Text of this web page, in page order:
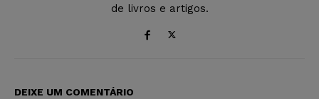
de livros e artigos.
DEIXE UM COMENTÁRIO